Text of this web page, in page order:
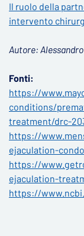
Il ruolo della
intervento
Autore:
Fonti:
https://
conditions/
treatment/drc-
https://
ejaculation-
https://
ejaculation-
https://